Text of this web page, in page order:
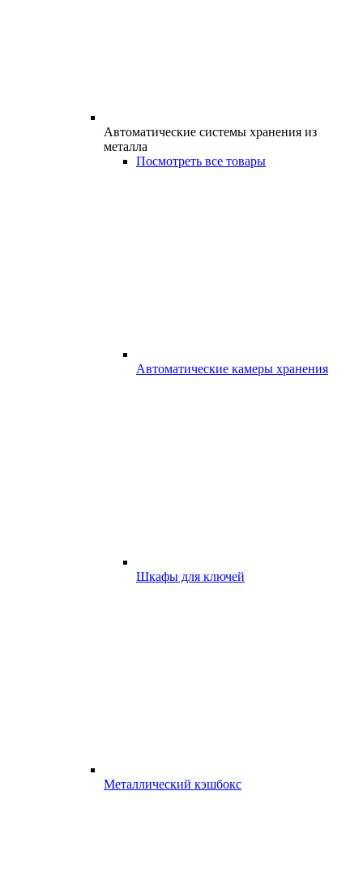
Автоматические системы хранения из
металла
Посмотреть все товары
Автоматические камеры хранения
Шкафы для ключей
Металлический кэшбокс